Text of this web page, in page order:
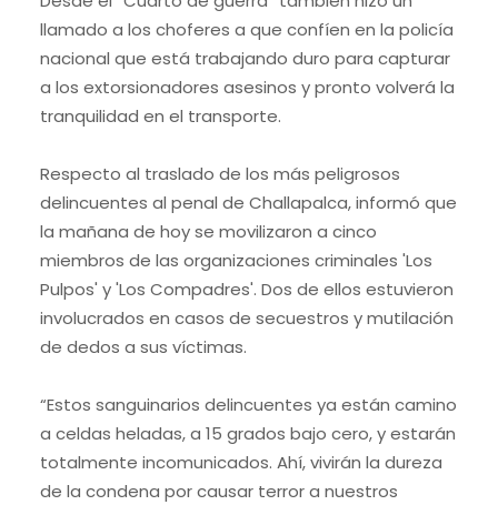
llamado a los choferes a que confíen en la policía
nacional que está trabajando duro para capturar
a los extorsionadores asesinos y pronto volverá la
tranquilidad en el transporte.
Respecto al traslado de los más peligrosos
delincuentes al penal de Challapalca, informó que
la mañana de hoy se movilizaron a cinco
miembros de las organizaciones criminales 'Los
Pulpos' y 'Los Compadres'. Dos de ellos estuvieron
involucrados en casos de secuestros y mutilación
de dedos a sus víctimas.
“Estos sanguinarios delincuentes ya están camino
a celdas heladas, a 15 grados bajo cero, y estarán
totalmente incomunicados. Ahí, vivirán la dureza
de la condena por causar terror a nuestros